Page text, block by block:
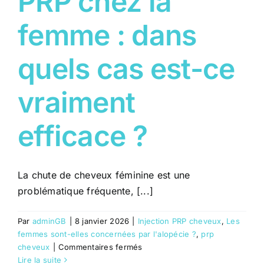
femme : dans
quels cas est-ce
vraiment
efficace ?
La chute de cheveux féminine est une
problématique fréquente, [...]
Par adminGB 8 janvier 2026 Injection PRP cheveux, Les
femmes sont-elles concernées par l'alopécie ?, prp
cheveux
Commentaires ferméssur
Lire la suite